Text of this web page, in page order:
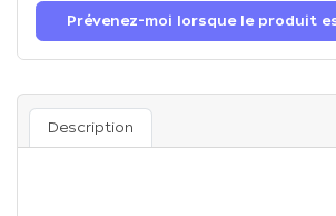
Prévenez-moi lorsque le produit
Description